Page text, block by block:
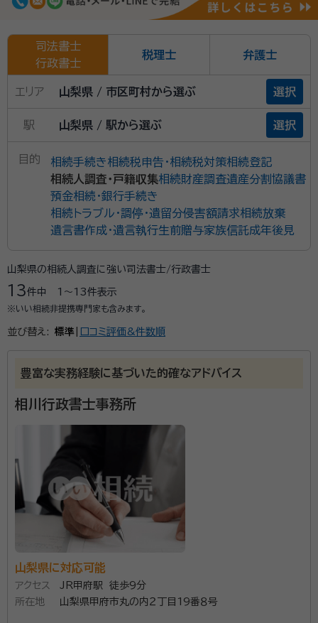
司法書士
行政書士
税理士 弁護士
エリア 山梨県 / 市区町村から選ぶ 選択
駅 山梨県 / 駅から選ぶ 選択
目的 相続手続き相続税申告・相続税対策相続登記
相続人調査・戸籍収集相続財産調査遺産分割協議書
預金相続・銀行手続き
相続トラブル・調停・遺留分侵害額請求相続放棄
遺言書作成・遺言執行生前贈与家族信託成年後見
山梨県の相続人調査に強い司法書士/行政書士
13件中 1〜13件表示
※いい相続非提携専門家も含みます。
並び替え: 標準 口コミ評価&件数順
豊富な実務経験に基づいた的確なアドバイス
相川行政書士事務所
山梨県に対応可能
アクセス
JR甲府駅 徒歩9分
所在地
山梨県甲府市丸の内２丁目19番８号